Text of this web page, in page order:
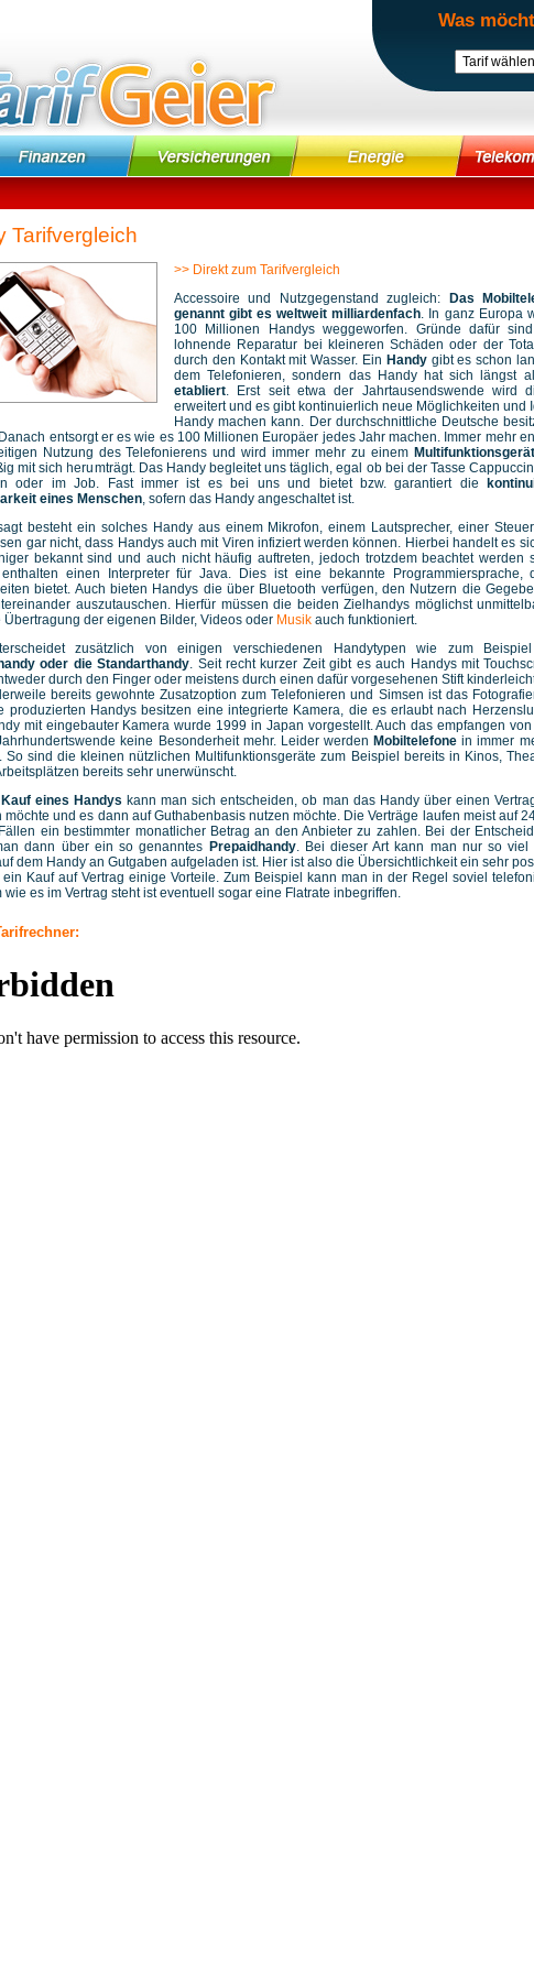
Was
Tarifvergleich
>> Direkt zum Tarifvergleich
Accessoire und Nutzgegenstand zugleich:
Das
genannt gibt es weltweit milliardenfach. In ganz Europa
100 Millionen Handys weggeworfen. Gründe dafür
lohnende Reparatur bei kleineren Schäden oder der
durch den Kontakt mit Wasser. Ein Handy gibt es schon
dem Telefonieren, sondern das Handy hat sich längst
etabliert. Erst seit etwa der Jahrtausendswende wird
erweitert und es gibt kontinuierlich neue Möglichkeiten und
Handy machen kann. Der durchschnittliche Deutsche
entsorgt er es wie es 100 Millionen Europäer jedes Jahr machen. Immer mehr
Nutzung des Telefonierens und wird immer mehr zu einem Multifunktionsgerät
mit sich herumträgt. Das Handy begleitet uns täglich, egal ob bei der Tasse
oder im Job. Fast immer ist es bei uns und bietet bzw. garantiert die
eines Menschen, sofern das Handy angeschaltet ist.
besteht ein solches Handy aus einem Mikrofon, einem Lautsprecher, einer
gar nicht, dass Handys auch mit Viren infiziert werden können. Hierbei handelt es
bekannt sind und auch nicht häufig auftreten, jedoch trotzdem beachtet werden
enthalten einen Interpreter für Java. Dies ist eine bekannte Programmiersprache,
bietet. Auch bieten Handys die über Bluetooth verfügen, den Nutzern die
auszutauschen. Hierfür müssen die beiden Zielhandys möglichst
Übertragung der eigenen Bilder, Videos oder Musik auch funktioniert.
zusätzlich von einigen verschiedenen Handytypen wie zum
oder die Standarthandy. Seit recht kurzer Zeit gibt es auch Handys mit
durch den Finger oder meistens durch einen dafür vorgesehenen Stift
bereits gewohnte Zusatzoption zum Telefonieren und Simsen ist das
produzierten Handys besitzen eine integrierte Kamera, die es erlaubt nach
mit eingebauter Kamera wurde 1999 in Japan vorgestellt. Auch das empfangen
keine Besonderheit mehr. Leider werden Mobiltelefonein immer
So sind die kleinen nützlichen Multifunktionsgeräte zum Beispiel bereits in Kinos,
bereits sehr unerwünscht.
Kauf eines Handys kann man sich entscheiden, ob man das Handy über einen
möchte und es dann auf Guthabenbasis nutzen möchte. Die Verträge laufen meist auf
ein bestimmter monatlicher Betrag an den Anbieter zu zahlen. Bei der
dann über ein so genanntes Prepaidhandy. Bei dieser Art kann man nur so viel
dem Handy an Gutgaben aufgeladen ist. Hier ist also die Übersichtlichkeit ein sehr
ein Kauf auf Vertrag einige Vorteile. Zum Beispiel kann man in der Regel soviel
wie es im Vertrag steht ist eventuell sogar eine Flatrate inbegriffen.